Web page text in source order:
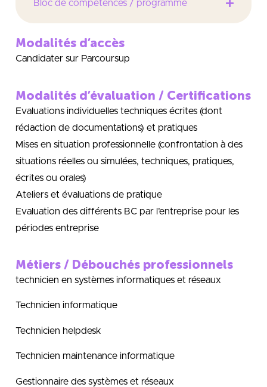
Bloc de compétences / programme
Modalités d’accès
Candidater sur Parcoursup
Modalités d’évaluation / Certifications
Evaluations individuelles techniques écrites (dont
rédaction de documentations) et pratiques
Mises en situation professionnelle (confrontation à des
situations réelles ou simulées, techniques, pratiques,
écrites ou orales)
Ateliers et évaluations de pratique
Evaluation des différents BC par l’entreprise pour les
périodes entreprise
Métiers / Débouchés professionnels
technicien en systèmes informatiques et réseaux
Technicien informatique
Technicien helpdesk
Technicien maintenance informatique
Gestionnaire des systèmes et réseaux